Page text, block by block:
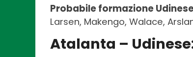
Probabile formazione
Larsen, Makengo, Walace,
Atalanta –